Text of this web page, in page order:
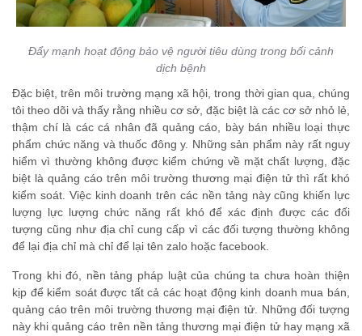
Đẩy mạnh hoạt động bảo vệ người tiêu dùng trong bối cảnh
dịch bệnh
Đặc biệt, trên môi trường mạng xã hội, trong thời gian qua, chúng
tôi theo dõi và thấy rằng nhiều cơ sở, đặc biệt là các cơ sở nhỏ lẻ,
thậm chí là các cá nhân đã quảng cáo, bày bán nhiều loại thực
phẩm chức năng và thuốc đông y. Những sản phẩm này rất nguy
hiểm vì thường không được kiểm chứng về mặt chất lượng, đặc
biệt là quảng cáo trên môi trường thương mại điện tử thì rất khó
kiểm soát. Việc kinh doanh trên các nền tảng này cũng khiến lực
lượng lực lượng chức năng rất khó để xác định được các đối
tượng cũng như địa chỉ cung cấp vì các đối tượng thường không
để lại địa chỉ mà chỉ để lại tên zalo hoặc facebook.
Trong khi đó, nền tảng pháp luật của chúng ta chưa hoàn thiện
kịp để kiểm soát được tất cả các hoạt động kinh doanh mua bán,
quảng cáo trên môi trường thương mại điện tử. Những đối tượng
này khi quảng cáo trên nền tảng thương mại điện tử hay mạng xã